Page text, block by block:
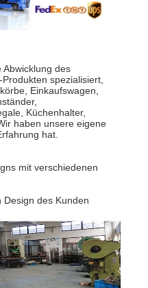
Abwicklung des
spezialisiert,
Einkaufswagen,
Küchenhalter,
haben unsere eigene
hat.
mit verschiedenen
des Kunden